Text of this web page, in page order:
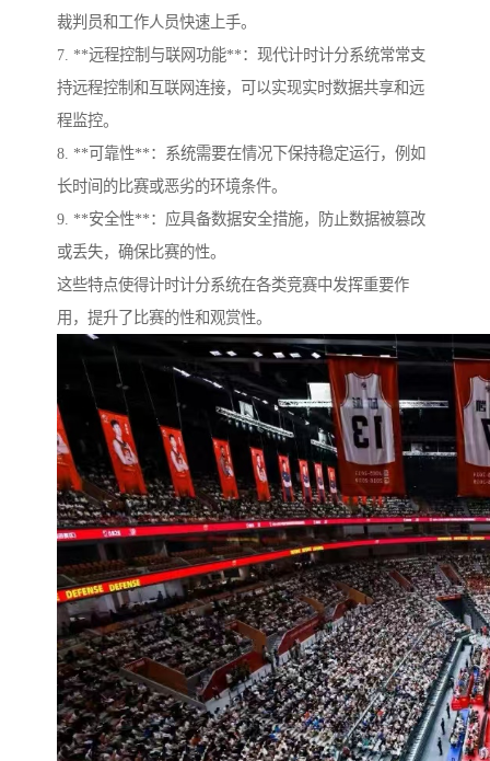
裁判员和工作人员快速上手。
7. **远程控制与联网功能**：现代计时计分系统常常支
持远程控制和互联网连接，可以实现实时数据共享和远
程监控。
8. **可靠性**：系统需要在情况下保持稳定运行，例如
长时间的比赛或恶劣的环境条件。
9. **安全性**：应具备数据安全措施，防止数据被篡改
或丢失，确保比赛的性。
这些特点使得计时计分系统在各类竞赛中发挥重要作
用，提升了比赛的性和观赏性。